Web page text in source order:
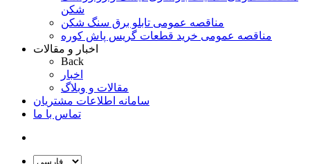
شکن
مناقصه عمومی تابلو برق سنگ شکن
مناقصه عمومی خرید قطعات گریس پاش کوره
اخبار و مقالات
Back
اخبار
مقالات و وبلاگ
سامانه اطلاعات مشتریان
تماس با ما